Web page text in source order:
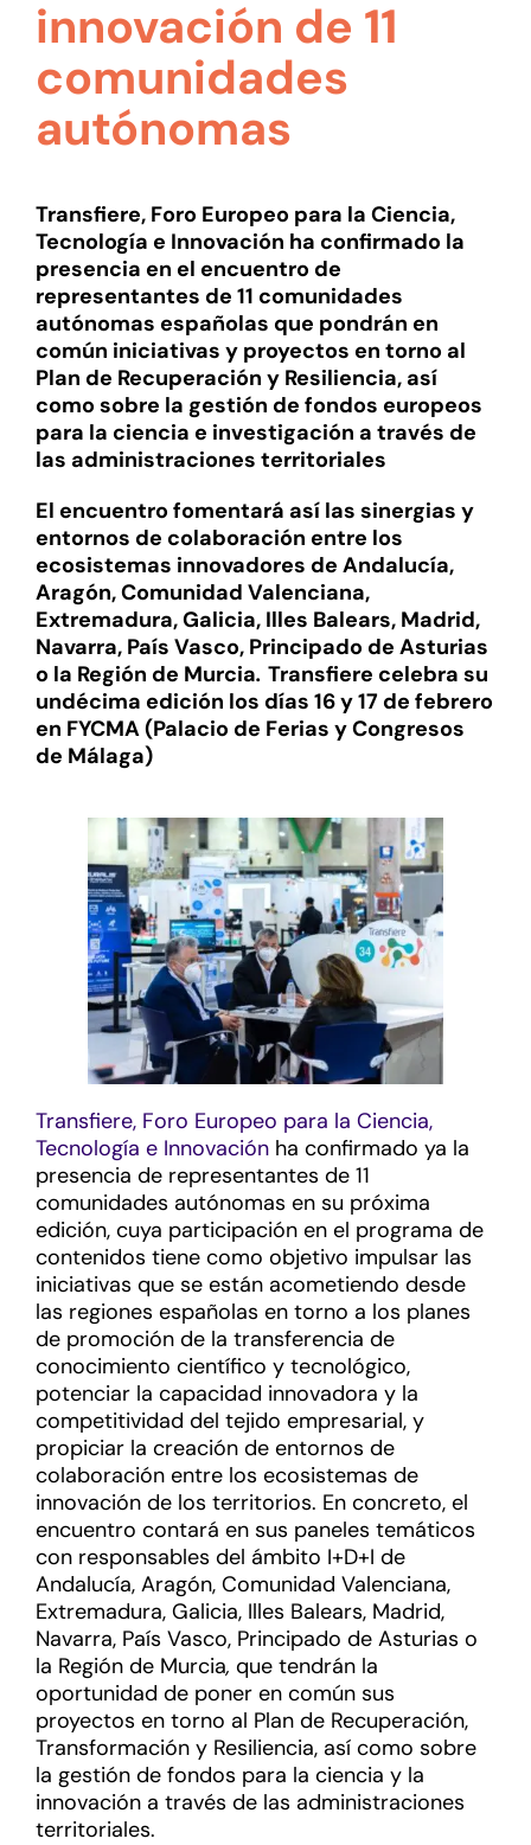
innovación de 11
comunidades
autónomas
Transfiere, Foro Europeo para la Ciencia,
Tecnología e Innovación ha confirmado la
presencia en el encuentro de
representantes de 11 comunidades
autónomas españolas que pondrán en
común iniciativas y proyectos en torno al
Plan de Recuperación y Resiliencia, así
como sobre la gestión de fondos europeos
para la ciencia e investigación a través de
las administraciones territoriales
El encuentro fomentará así las sinergias y
entornos de colaboración entre los
ecosistemas innovadores de Andalucía,
Aragón, Comunidad Valenciana,
Extremadura, Galicia, Illes Balears, Madrid,
Navarra, País Vasco, Principado de Asturias
o la Región de Murcia. Transfiere celebra su
undécima edición los días 16 y 17 de febrero
en FYCMA (Palacio de Ferias y Congresos
de Málaga)
Transfiere, Foro Europeo para la Ciencia,
Tecnología e Innovación ha confirmado ya la
presencia de representantes de 11
comunidades autónomas en su próxima
edición, cuya participación en el programa de
contenidos tiene como objetivo impulsar las
iniciativas que se están acometiendo desde
las regiones españolas en torno a los planes
de promoción de la transferencia de
conocimiento científico y tecnológico,
potenciar la capacidad innovadora y la
competitividad del tejido empresarial, y
propiciar la creación de entornos de
colaboración entre los ecosistemas de
innovación de los territorios. En concreto, el
encuentro contará en sus paneles temáticos
con responsables del ámbito I+D+I de
Andalucía, Aragón, Comunidad Valenciana,
Extremadura, Galicia, Illes Balears, Madrid,
Navarra, País Vasco, Principado de Asturias o
la Región de Murcia, que tendrán la
oportunidad de poner en común sus
proyectos en torno al Plan de Recuperación,
Transformación y Resiliencia, así como sobre
la gestión de fondos para la ciencia y la
innovación a través de las administraciones
territoriales.